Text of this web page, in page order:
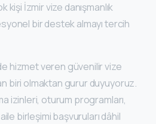
İzmir vize danışmanlık
bir destek almayı tercih
hizmet veren güvenilir vize
biri olmaktan gurur duyuyoruz.
izinleri, oturum programları,
birleşimi başvuruları dâhil